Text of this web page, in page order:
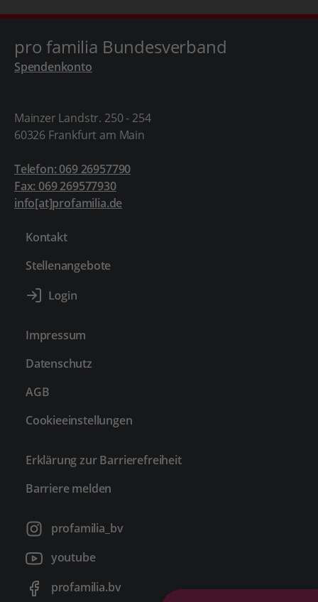
pro familia Bundesverband
Spendenkonto
Mainzer Landstr. 250 - 254
60326 Frankfurt am Main
Telefon: 069 26957790
Fax: 069 269577930
info[at]profamilia.de
Kontakt
Stellenangebote
Impressum
Datenschutz
AGB
Cookieeinstellungen
Erklärung zur Barrierefreiheit
Barriere melden
profamilia_bv
youtube
profamilia.bv